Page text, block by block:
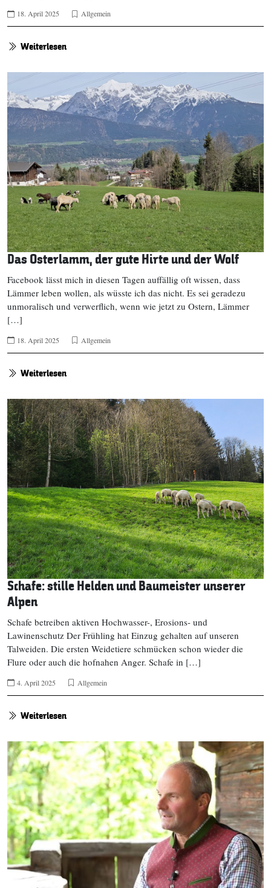
18. April 2025 Allgemein
Weiterlesen
Das Osterlamm, der gute Hirte und der Wolf
Facebook lässt mich in diesen Tagen auffällig oft wissen, dass
Lämmer leben wollen, als wüsste ich das nicht. Es sei geradezu
unmoralisch und verwerflich, wenn wie jetzt zu Ostern, Lämmer
[…]
18. April 2025 Allgemein
Weiterlesen
Schafe: stille Helden und Baumeister unserer
Alpen
Schafe betreiben aktiven Hochwasser-, Erosions- und
Lawinenschutz Der Frühling hat Einzug gehalten auf unseren
Talweiden. Die ersten Weidetiere schmücken schon wieder die
Flure oder auch die hofnahen Anger. Schafe in […]
4. April 2025 Allgemein
Weiterlesen